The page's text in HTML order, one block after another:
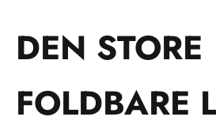
DEN STORE
FOLDBARE